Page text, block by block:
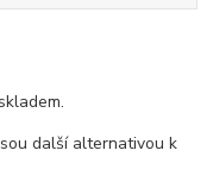
další alternativou k